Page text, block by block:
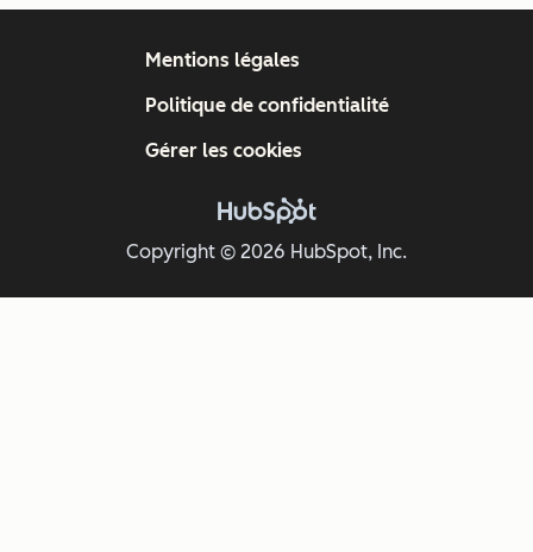
Copyright © 2026 HubSpot, Inc.
Mentions légales
Politique de confidentialité
Gérer les cookies